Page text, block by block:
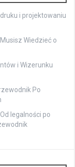
i projektowaniu
Wiedzieć o
i Wizerunku
Po
legalności po